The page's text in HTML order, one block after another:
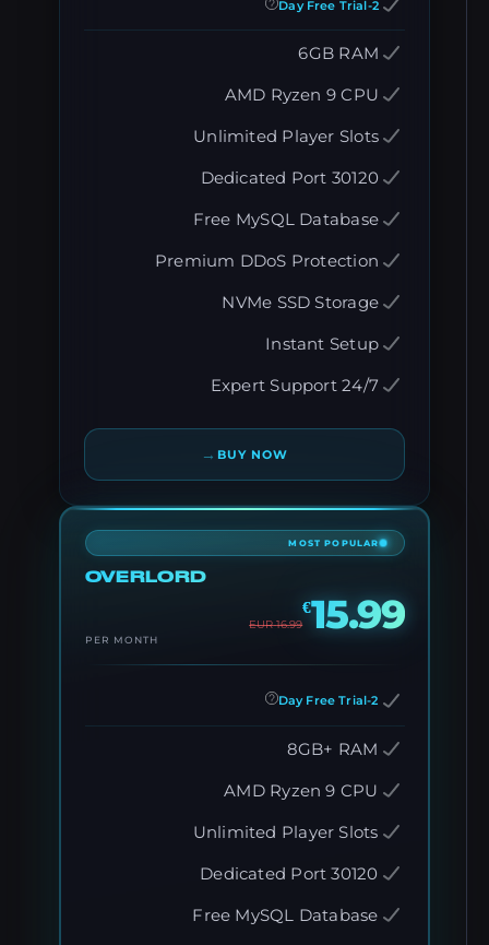
6GB RAM
AMD Ryzen 9 CPU
Unlimited Player Slots
Dedicated Port 30120
Free MySQL Database
Premium DDoS Protection
NVMe SSD Storage
Instant Setup
24/7 Expert Support
BUY NOW
→
MOST POPULAR
OVERLORD
€15.99
16.99
PER MONTH
8GB+ RAM
AMD Ryzen 9 CPU
Unlimited Player Slots
Dedicated Port 30120
Free MySQL Database